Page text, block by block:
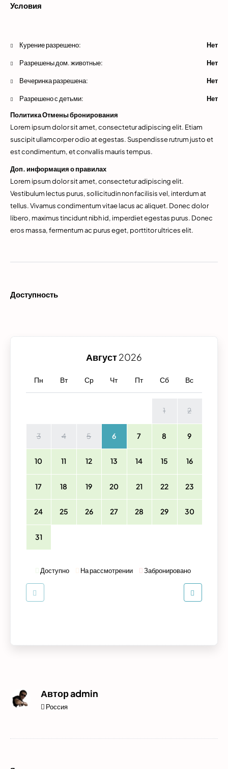
Условия
Курение разрешено: Нет
Разрешены дом. животные: Нет
Вечеринка разрешена: Нет
Разрешено с детьми:
Нет
Политика Отмены бронирования
Lorem ipsum dolor sit amet, consectetur adipiscing elit. Etiam
suscipit ullamcorper odio at egestas. Suspendisse rutrum justo et
est condimentum, et convallis mauris tempus.
Доп. информация о правилах
Lorem ipsum dolor sit amet, consectetur adipiscing elit.
Vestibulum lectus purus, sollicitudin non facilisis vel, interdum at
tellus. Vivamus condimentum vitae lacus ac aliquet. Donec dolor
libero, maximus tincidunt nibh id, imperdiet egestas purus. Donec
eros massa, fermentum ac purus eget, porttitor ultrices elit.
Доступность
Август2026
Пн Вт Ср Чт Пт Сб Вс
1 2
3 4 5 6 7 8 9
10 11 12 13 14 15 16
17 18 19 20 21 22 23
24 25 26 27 28 29 30
31
Доступно На рассмотрении Забронировано
Авторadmin
Россия